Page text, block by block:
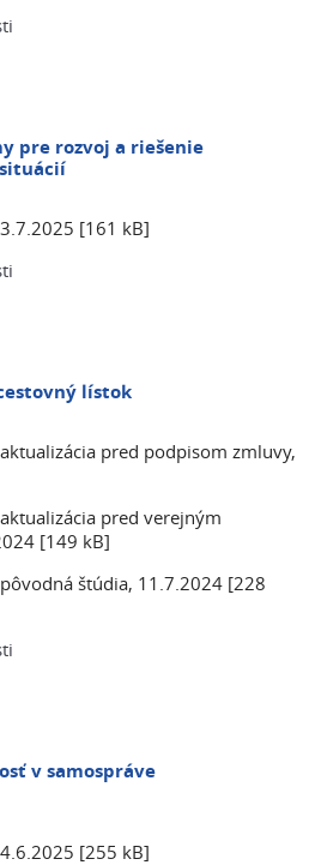
pre rozvoj a riešenie
[161 kB]
lístok
pred podpisom zmluvy,
pred verejným
[149 kB]
štúdia, 11.7.2024 [228
v samospráve
[255 kB]